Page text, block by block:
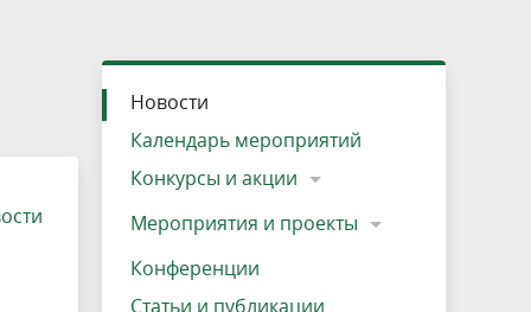
Озеро Плещеево
Вакансии
Экологические тропы и туристские
маршруты
Прокат велосипедов
Адрес, телефон, схема проезда
Результаты оценки условий труда
Интерактивная карта
Кадастр объектов животного мира, не
отнесенных к объектам охоты
Новости
Календарь мероприятий
Конкурсы и акции
Мероприятия и проекты
Конференции
Статьи и публикации